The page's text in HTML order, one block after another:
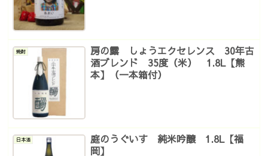
焼酎
房の露 しょうエクセレンス 30年古
酒ブレンド 35度（米） 1.8L【熊
本】（一本箱付）
日本酒
庭のうぐいす 純米吟醸 1.8L【福
岡】